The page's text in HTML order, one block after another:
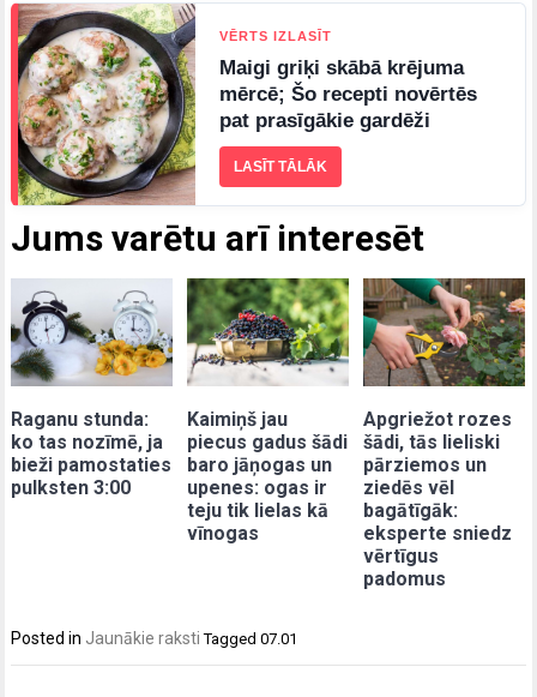
Jums varētu arī interesēt
Raganu stunda:
ko tas nozīmē, ja
bieži pamostaties
pulksten 3:00
Kaimiņš jau
piecus gadus šādi
baro jāņogas un
upenes: ogas ir
teju tik lielas kā
vīnogas
Apgriežot rozes
šādi, tās lieliski
pārziemos un
ziedēs vēl
bagātīgāk:
eksperte sniedz
vērtīgus
padomus
VĒRTS IZLASĪT
Maigi griķi skābā krējuma
mērcē; Šo recepti novērtēs
pat prasīgākie gardēži
LASĪT TĀLĀK
Posted in Jaunākie raksti Tagged07.01